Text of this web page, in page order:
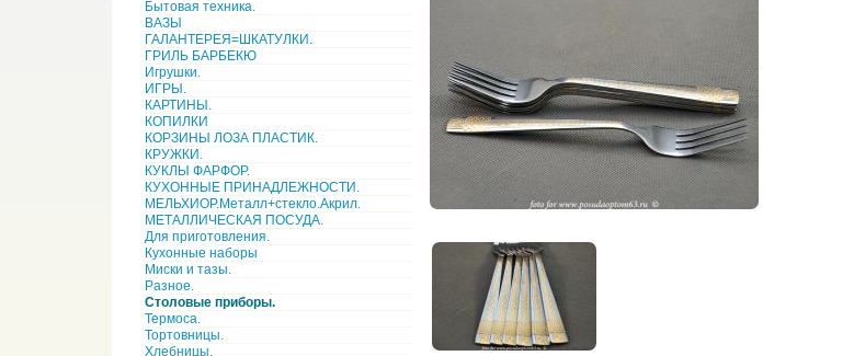
Бытовая техника.
ВАЗЫ
ГАЛАНТЕРЕЯ=ШКАТУЛКИ.
ГРИЛЬ БАРБЕКЮ
Игрушки.
ИГРЫ.
КАРТИНЫ.
КОПИЛКИ
КОРЗИНЫ ЛОЗА ПЛАСТИК.
КРУЖКИ.
КУКЛЫ ФАРФОР.
КУХОННЫЕ ПРИНАДЛЕЖНОСТИ.
МЕЛЬХИОР.Металл+стекло.Акрил.
МЕТАЛЛИЧЕСКАЯ ПОСУДА.
Для приготовления.
Кухонные наборы
Миски и тазы.
Разное.
Столовые приборы.
Термоса.
Тортовницы.
Хлебницы.